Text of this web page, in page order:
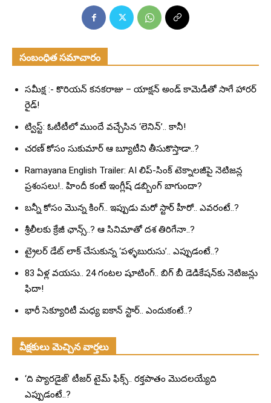
సంబంధిత సమాచారం
సమీక్ష :- కొరియన్ కనకరాజు – యాక్షన్ అండ్ కామెడీతో సాగే హారర్
రైడ్!
ట్విస్ట్: ఓటీటీలో ముందే వచ్చేసిన ‘లెనిన్’.. కానీ!
చరణ్ కోసం సుకుమార్ ఆ బ్యూటీని తీసుకొస్తాడా..?
Ramayana English Trailer: AI లిప్-సింక్ టెక్నాలజీపై నెటిజన్ల
ప్రశంసలు!.. హిందీ కంటే ఇంగ్లీష్ డబ్బింగ్ బాగుందా?
బన్నీ కోసం మొన్న కింగ్.. ఇప్పుడు మరో స్టార్ హీరో.. ఎవరంటే..?
శ్రీలీలకు క్రేజీ ఛాన్స్..? ఆ సినిమాతో దశ తిరిగేనా..?
ట్రైలర్ డేట్ లాక్ చేసుకున్న ‘పళ్ళబురుసు’.. ఎప్పుడంటే..?
83 ఏళ్ల వయసు.. 24 గంటల షూటింగ్.. బిగ్ బీ డెడికేషన్‌కు నెటిజన్లు
ఫిదా!
భారీ సెక్యూరిటీ మధ్య ఐకాన్ స్టార్.. ఎందుకంటే..?
వీక్షకులు మెచ్చిన వార్తలు
‘ది ప్యారడైజ్’ టీజర్ టైమ్ ఫిక్స్.. రక్తపాతం మొదలయ్యేది
ఎప్పుడంటే..?